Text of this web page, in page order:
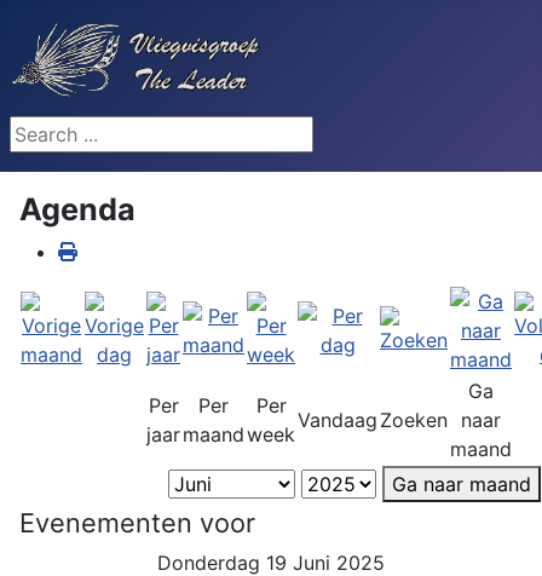
Search ...
Agenda
Per
jaar
Per
maand
Per
week
Vandaag Zoeken
Ga
naar
maand
Ga naar maand
Evenementen voor
Donderdag 19 Juni 2025